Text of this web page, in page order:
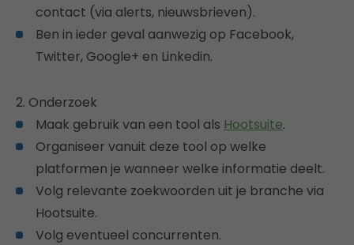
contact (via alerts, nieuwsbrieven).
Ben in ieder geval aanwezig op Facebook,
Twitter, Google+ en Linkedin.
2. Onderzoek
Maak gebruik van een tool als Hootsuite.
Organiseer vanuit deze tool op welke
platformen je wanneer welke informatie deelt.
Volg relevante zoekwoorden uit je branche via
Hootsuite.
Volg eventueel concurrenten.